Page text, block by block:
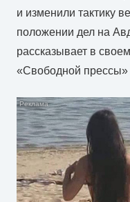
и изменили тактику
положении дел на
рассказывает в
«Свободной прессы»